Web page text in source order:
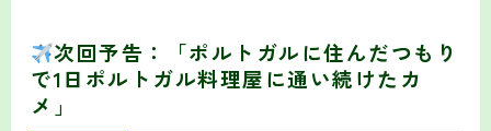
次回予告：「ポルトガルに住んだつもり
で1日ポルトガル料理屋に通い続けたカ
メ」